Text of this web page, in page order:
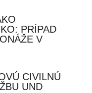
PRÍPAD
V
CIVILNÚ
UND